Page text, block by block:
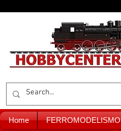
Home FERROMODELISMO